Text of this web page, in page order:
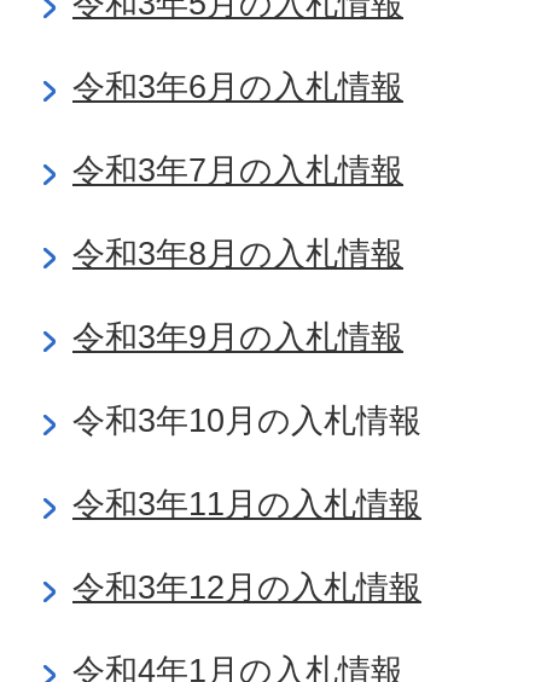
令和3年6月の入札情報
令和3年7月の入札情報
令和3年8月の入札情報
令和3年9月の入札情報
令和3年10月の入札情報
令和3年11月の入札情報
令和3年12月の入札情報
令和4年1月の入札情報